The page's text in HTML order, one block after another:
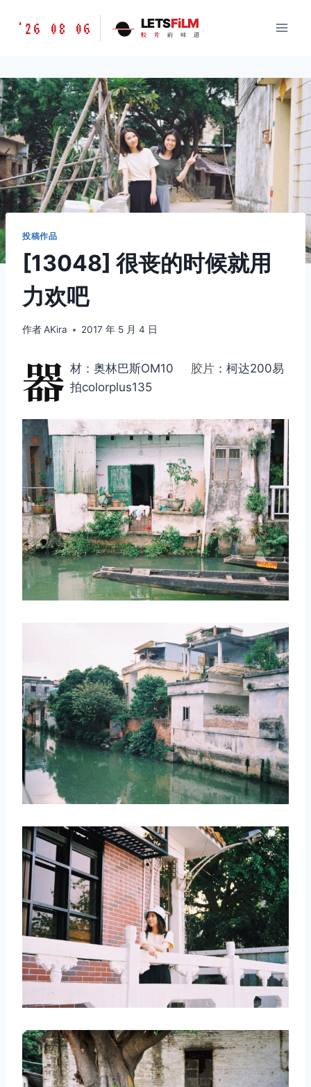
胶
味
道
LETSFILM
'26 08 06 LETSFiLM
胶 片 的 味 道
投稿作品
[13048] 很丧的时候就用
力欢吧
作者AKira 2017 年 5 月 4 日
器 材：奥林巴斯OM10 胶片 ：柯达200易
拍colorplus135